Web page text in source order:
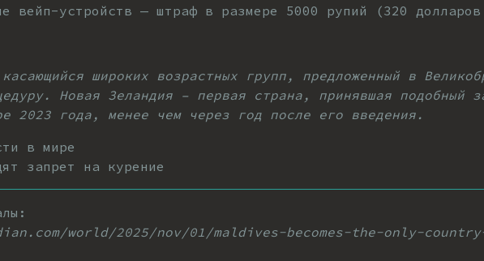
вейп-устройств — штраф в размере 5000 рупий (320
широких возрастных групп, предложенный в
Новая Зеландия – первая страна, принявшая подобный
2023 года, менее чем через год после его введения.
в мире
запрет на курение
world/2025/nov/01/maldives-becomes-the-only-